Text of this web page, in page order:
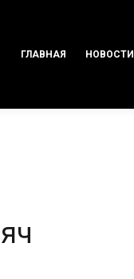
ГЛАВНАЯ НОВОСТИ